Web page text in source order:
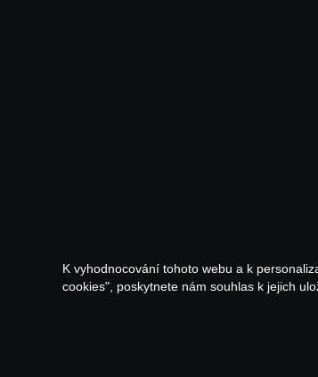
K vyhodnocování tohoto webu a k
cookies", poskytnete nám souhlas k jejich